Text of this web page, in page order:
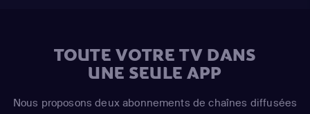
TOUTE VOTRE TV DANS
UNE SEULE APP
Nous proposons deux abonnements de chaînes diffusées